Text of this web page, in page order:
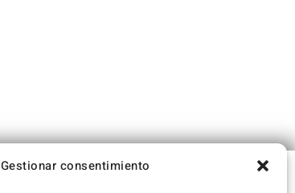
Gestionar consentimiento